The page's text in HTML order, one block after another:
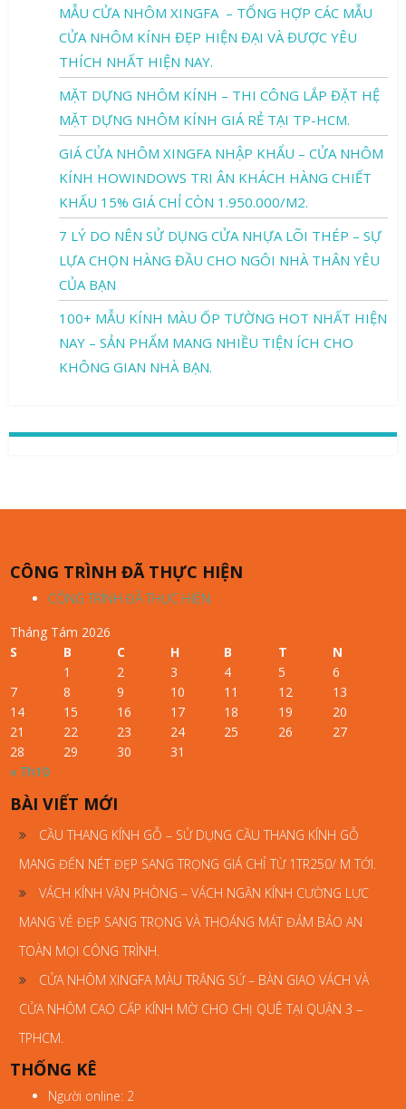
MẪU CỬA NHÔM XINGFA – TỔNG HỢP CÁC MẪU
CỬA NHÔM KÍNH ĐẸP HIỆN ĐẠI VÀ ĐƯỢC YÊU
THÍCH NHẤT HIỆN NAY.
MẶT DỰNG NHÔM KÍNH – THI CÔNG LẮP ĐẶT HỆ
MẶT DỰNG NHÔM KÍNH GIÁ RẺ TẠI TP-HCM.
GIÁ CỬA NHÔM XINGFA NHẬP KHẨU – CỬA NHÔM
KÍNH HOWINDOWS TRI ÂN KHÁCH HÀNG CHIẾT
KHẤU 15% GIÁ CHỈ CÒN 1.950.000/M2.
7 LÝ DO NÊN SỬ DỤNG CỬA NHỰA LÕI THÉP – SỰ
LỰA CHỌN HÀNG ĐẦU CHO NGÔI NHÀ THÂN YÊU
CỦA BẠN
100+ MẪU KÍNH MÀU ỐP TƯỜNG HOT NHẤT HIỆN
NAY – SẢN PHẨM MANG NHIỀU TIỆN ÍCH CHO
KHÔNG GIAN NHÀ BẠN.
CÔNG TRÌNH ĐÃ THỰC HIỆN
CÔNG TRÌNH ĐÃ THỰC HIỆN
Tháng Tám 2026
S
B C H B T N
« Th10
1 2 3 4 5
6
7
8 9 10 11 12
13
14
15 16 17 18 19
20
21
22 23 24 25 26
27
28
29 30 31
BÀI VIẾT MỚI
CẦU THANG KÍNH GỖ – SỬ DỤNG CẦU THANG KÍNH GỖ
MANG ĐẾN NÉT ĐẸP SANG TRỌNG GIÁ CHỈ TỪ 1TR250/ M TỚI.
VÁCH KÍNH VĂN PHÒNG – VÁCH NGĂN KÍNH CƯỜNG LỰC
MANG VẺ ĐẸP SANG TRỌNG VÀ THOÁNG MÁT ĐẢM BẢO AN
TOÀN MỌI CÔNG TRÌNH.
CỬA NHÔM XINGFA MÀU TRẮNG SỨ – BÀN GIAO VÁCH VÀ
CỬA NHÔM CAO CẤP KÍNH MỜ CHO CHỊ QUÊ TẠI QUẬN 3 –
TPHCM.
THỐNG KÊ
Người online: 2